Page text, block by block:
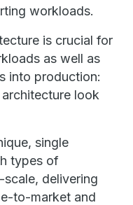
workloads.
is crucial for
as well as
into production:
look
single
types of
delivering
to-market and